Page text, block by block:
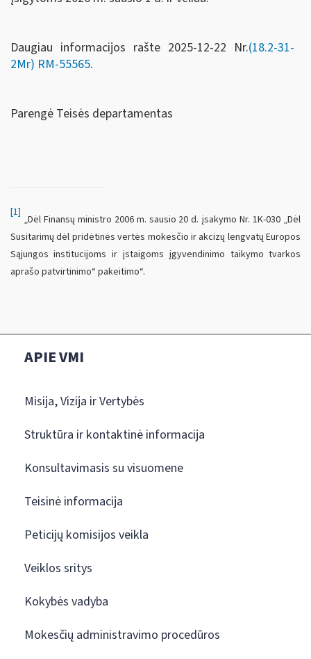
Daugiau informacijos rašte 2025-12-22 Nr.(18.2-31-
2Mr) RM-55565.
Parengė Teisės departamentas
[1]
„Dėl Finansų ministro 2006 m. sausio 20 d. įsakymo Nr. 1K-030 „Dėl
Susitarimų dėl pridėtinės vertės mokesčio ir akcizų lengvatų Europos
Sąjungos institucijoms ir įstaigoms įgyvendinimo taikymo tvarkos
aprašo patvirtinimo“ pakeitimo“.
APIE VMI
Misija, Vizija ir Vertybės
Struktūra ir kontaktinė informacija
Konsultavimasis su visuomene
Teisinė informacija
Peticijų komisijos veikla
Veiklos sritys
Kokybės vadyba
Mokesčių administravimo procedūros